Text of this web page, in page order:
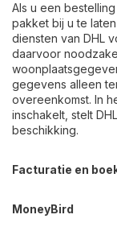
Als u een
pakket bij u te
diensten van DHL
daarvoor
gegevens alleen
overeenkomst. In
inschakelt, stelt
beschikking.
Facturatie en
MoneyBird